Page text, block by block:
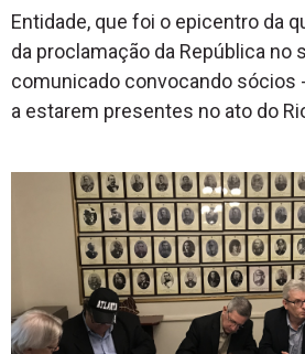
Entidade, que foi o epicentro da
da proclamação da República no
comunicado convocando sócios
a estarem presentes no ato do